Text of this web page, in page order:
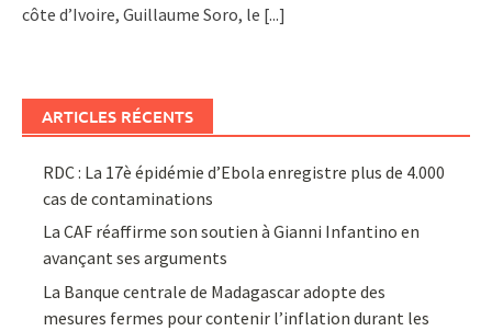
côte d’Ivoire, Guillaume Soro, le [...]
ARTICLES RÉCENTS
RDC : La 17è épidémie d’Ebola enregistre plus de 4.000
cas de contaminations
La CAF réaffirme son soutien à Gianni Infantino en
avançant ses arguments
La Banque centrale de Madagascar adopte des
mesures fermes pour contenir l’inflation durant les